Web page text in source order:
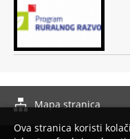
Mapa stranica
Ova stranica koristi